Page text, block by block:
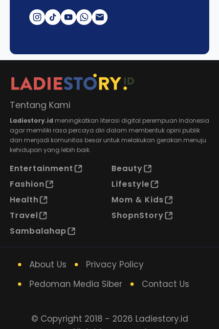
Tentang Kami
Ladiestory.id meningkatkan literasi digital perempuan Indonesia
agar memiliki rasa percaya diri dalam membentuk opini publik
dan menjadi komunitas besar untuk melakukan gerakan menuju
kehidupan yang lebih baik.
Entertainment
Beauty
Fashion
Lifestyle
Health
Mom & Kids
Travel
ShopnStory
Sambalahap
About Us
Privacy Policy
Pedoman Media Siber
Contact Us
© Copyright 2018 - 2026 Ladiestory.id